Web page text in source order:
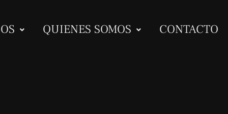
QUIENES SOMOS CONTACTO